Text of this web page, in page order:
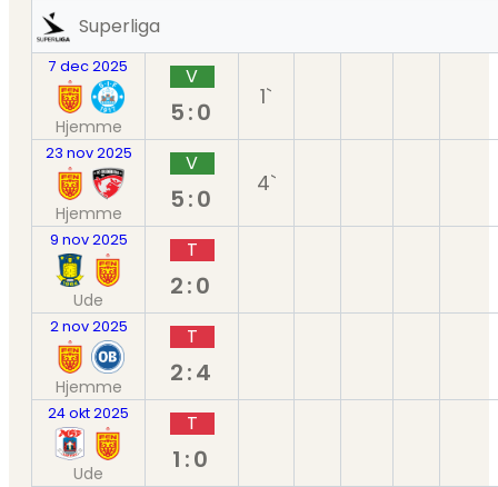
Superliga
7 dec 2025
Hjemme
V
5:0
1`
23 nov 2025
Hjemme
V
5:0
4`
9 nov 2025
Ude
T
2:0
2 nov 2025
Hjemme
T
2:4
24 okt 2025
Ude
T
1:0